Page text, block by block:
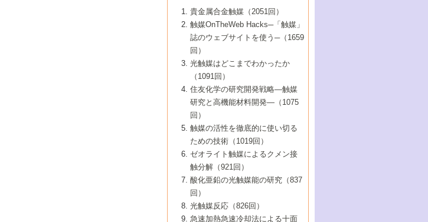
8号 高機能化ポリオレフィンに向けた重合
触媒の最近の進展
7号 持続可能社会実現のための触媒および
触媒関連技術
5号 若手会員による触媒研究の未来展望1：
企業編
6号 第102回触媒討論会
7号 触媒・化学反応における計算化学の進
8号 若手研究者による触媒研究の未来展望
2：大学・研究所編
5号 こんな物質，あんな物質―新たな触媒
の可能性―
7号 『結晶の化学』を活かした触媒研究
8号 イオン液体の応用
5号 水素製造・貯蔵のための触媒技術の新
しい展開
6号 第98回触媒討論会
7号 基礎化学品製造の触媒技術
8号 多機能型リアクター
4号 水分解用光触媒材料
5号 時間分解分光の進歩と応用
6号 第96回触媒討論会
8号 超臨界流体を用いた化学プロセスの新
2号 第93回触媒討論会
3号 特殊エネルギー場の触媒反応
4号 生体内における金属の触媒作用
5号 ファインケミカルズの展開に寄与する
6号 第94回触媒討論会
7号 サブナノレベルでみた新しい表面現象
8号 オレフィン重合触媒の新たな展
1号 なぜこの触媒が良いのか？
2号 第91回触媒討論会
3号 最近の自動車排ガス処理技術
4号 触媒研究の現状と将来─第90回触媒討論
5号 基礎化学品製造の触媒技術
6号 第92回触媒討論会
7号 基礎化学品製造の触媒技術
8号 資源の循環と触媒技術
▼44巻（2002年）
1号 高次制御された触媒の化学
2号 第89回触媒討論会
3号 触媒を利用した電気化学の新展開
4号 ナノ材料の調製と機能化
5号 こんな触媒が欲しい
6号 第90回触媒討論会
7号 触媒研究と学術雑誌/情報
8号 若い世代からみた触媒化学の現状と未
▼43巻（2001年）
1号 グリーンケミストリーと触媒
2号 第87回触媒討論会特集号
3号 生体触媒とバイオプロセス
4号 水素製造・利用の触媒化学
5号 触媒研究における新しい切り口：コン
ビナトリアルケミストリー
6号 第88回触媒討論会特集号
7号 企業における触媒研究のブレークスル
8号 この材料を触媒として使ってみません
▼42巻（2000年）
1号 触媒反応工学の明日を拓く
2号 第85回触媒討論会
3号 反応ダイナミクス
5号 触媒のおもしろさをどのように伝える
6号 第86回触媒討論会
7号 水素化精製触媒の新しい展開
8号 新しい反応性と機能性を目指した金属
クラスタ-化学
▼41巻（1999年）
1号 孔、穴、あな?-特異な空間とその利用-
2号 第83回触媒討論会
3号 均一系触媒反応最前線
4号 実用炭素材料の新展開
5号 研究の方法論を考える
7号 機能性金属材料と触媒
8号 触媒研究へのNMRの応用と展望
▼40巻（1998年）
進展と21世紀への提言/創立40周年記念・触
媒学会この10年の歩みとこれから/創立40周
2号 第81回触媒討論会
3号 計算機触媒化学へのさそい
4号 触媒劣化の制御と予測
5号 最新の実用プロセスと触媒
6号 第82回触媒討論会
1号 均一系と不均一系触媒反応-その特徴と
接点
2号 第79回触媒討論会
3号 最新NO除去触媒の実用化研究
4号 新しい反応場を目指した触媒調製
5号 反応・分離技術の新しい展開
6号 第80回触媒討論会
▼38巻（1996年）
1号 触媒の構造と触媒作用/C1化学を中心と
する21世紀への触媒
3号 オリンピックメダル:金・銀・銅はどん
な触媒作用を示すか
4号 触媒作用における機能の複合化
▼37巻（1995年）
1号 ファインケミカルズと固体触媒
2号 第75回触媒討論会
3号 希土類を利用した触媒
4号 触媒とリサイクル
5号 エネルギー変換触媒
▼36巻（1994年）
1号 電気化学と触媒
2号 第73回触媒討論会
3号 C4化学の展開
4号 《通常号》
▼35巻（1993年）
1号 工業触媒開発マニュアル―探索から工
業化まで
2号 第71回触媒討論会
▼34巻（1992年）
1号 インパクトを与えたこの研究
2号 第69回触媒討論会
▼33巻（1991年）
1号 触媒プロセス開発マニュアル―探索か
▼32巻（1990年）
貴金属合金触媒（2051回）
触媒OnTheWeb Hacks─「触媒」
誌のウェブサイトを使う─（1659
回）
光触媒はどこまでわかったか
（1091回）
住友化学の研究開発戦略―触媒
研究と高機能材料開発―（1075
回）
触媒の活性を徹底的に使い切る
ための技術（1019回）
ゼオライト触媒によるクメン接
触分解（921回）
酸化亜鉛の光触媒能の研究（837
回）
光触媒反応（826回）
急速加熱急速冷却法による十面